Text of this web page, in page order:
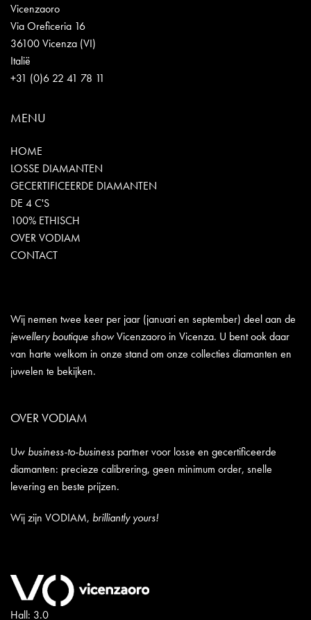
Vicenzaoro
Via Oreficeria 16
36100 Vicenza (VI)
Italië
+31 (0)6 22 41 78 11
MENU
HOME
LOSSE DIAMANTEN
GECERTIFICEERDE DIAMANTEN
DE 4 C'S
100% ETHISCH
OVER VODIAM
CONTACT
Wij nemen twee keer per jaar (januari en september) deel aan de
jewellery boutique showVicenzaoro in Vicenza. U bent ook daar
van harte welkom in onze stand om onze collecties diamanten en
juwelen te bekijken.
OVER VODIAM
Uw business-to-business partner voor losse en gecertificeerde
diamanten: precieze calibrering, geen minimum order, snelle
levering en beste prijzen.
Wij zijn VODIAM, brilliantly yours!
Hall: 3.0